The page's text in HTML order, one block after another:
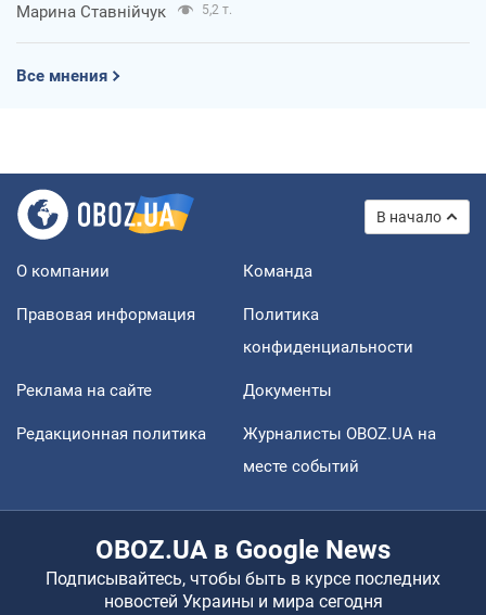
Марина Ставнійчук 5,2 т.
Все мнения
В начало
О компании Команда
Правовая информация
Политика
конфиденциальности
Реклама на сайте Документы
Редакционная политика
Журналисты OBOZ.UA на
месте событий
OBOZ.UA в Google News
Подписывайтесь, чтобы быть в курсе последних
новостей Украины и мира сегодня